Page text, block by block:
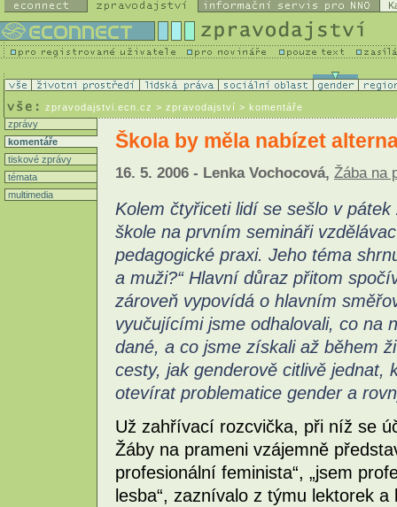
zpravodajstvi.ecn.cz > zpravodajství > komentáře
zprávy
komentáře
tiskové zprávy
témata
multimedia
Škola by měla nabízet
16. 5. 2006 - Lenka Vochocová, Žába na
Kolem čtyřiceti lidí se sešlo v
škole na prvním semináři
pedagogické praxi. Jeho téma
a muži?“ Hlavní důraz přitom
zároveň vypovídá o hlavním
vyučujícími jsme odhalovali, co na
dané, a co jsme získali až během
cesty, jak genderově citlivě jednat,
otevírat problematice gender a
Už zahřívací rozcvička, při níž se
Žáby na prameni vzájemně
profesionální feminista“, „jsem
lesba“, zaznívalo z týmu lektorek